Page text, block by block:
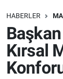
HABERLER
Kırsal
DİĞER
Tüm
Son
Haber